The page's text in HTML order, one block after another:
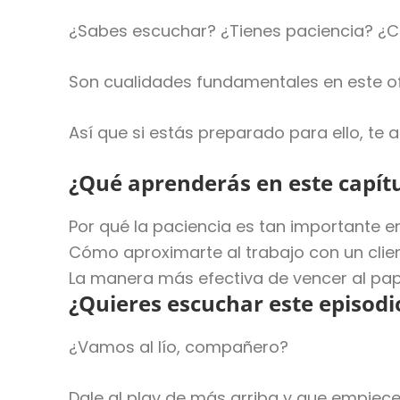
¿Sabes escuchar? ¿Tienes paciencia?
Son cualidades fundamentales en este
Así que si estás preparado para ello, te
¿Qué aprenderás en este
Por qué la paciencia es tan importante
Cómo aproximarte al trabajo con un
La manera más efectiva de vencer al
¿Quieres escuchar este
¿Vamos al lío, compañero?